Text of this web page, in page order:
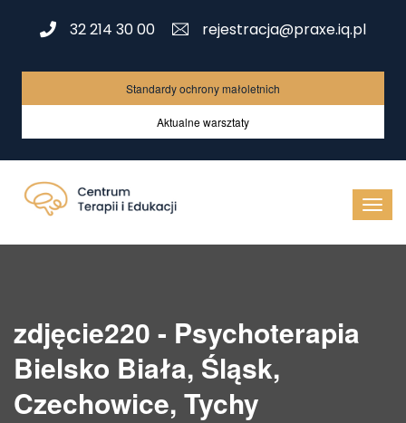
32 214 30 00 rejestracja@praxe.iq.pl
Standardy ochrony małoletnich
Aktualne warsztaty
zdjęcie220 - Psychoterapia
Bielsko Biała, Śląsk,
Czechowice, Tychy